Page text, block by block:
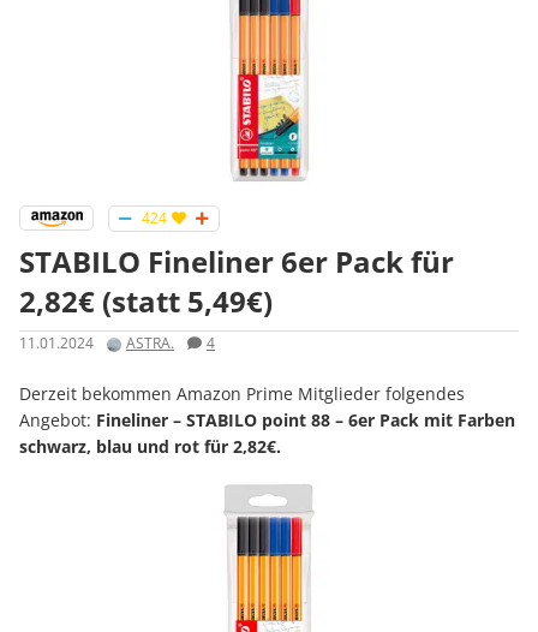
424
STABILO Fineliner 6er Pack für
2,82€ (statt 5,49€)
11.01.2024 ASTRA. 4
Derzeit bekommen Amazon Prime Mitglieder folgendes
Angebot: Fineliner – STABILO point 88 – 6er Pack mit Farben
schwarz, blau und rot für 2,82€.